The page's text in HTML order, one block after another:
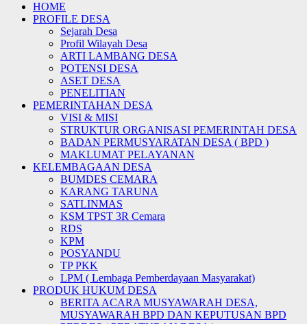
HOME
PROFILE DESA
Sejarah Desa
Profil Wilayah Desa
ARTI LAMBANG DESA
POTENSI DESA
ASET DESA
PENELITIAN
PEMERINTAHAN DESA
VISI & MISI
STRUKTUR ORGANISASI PEMERINTAH DESA
BADAN PERMUSYARATAN DESA ( BPD )
MAKLUMAT PELAYANAN
KELEMBAGAAN DESA
BUMDES CEMARA
KARANG TARUNA
SATLINMAS
KSM TPST 3R Cemara
RDS
KPM
POSYANDU
TP PKK
LPM ( Lembaga Pemberdayaan Masyarakat)
PRODUK HUKUM DESA
BERITA ACARA MUSYAWARAH DESA,
MUSYAWARAH BPD DAN KEPUTUSAN BPD